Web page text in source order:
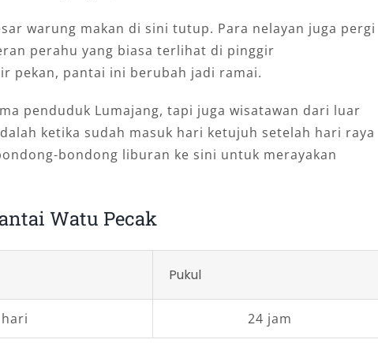
warung makan di sini tutup. Para nelayan juga pergi
perahu yang biasa terlihat di pinggir
pekan, pantai ini berubah jadi ramai.
penduduk Lumajang, tapi juga wisatawan dari luar
ketika sudah masuk hari ketujuh setelah hari raya
bondong liburan ke sini untuk merayakan
Watu Pecak
Pukul
24 jam